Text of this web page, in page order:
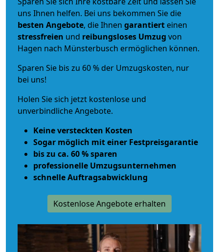
uns Ihnen helfen. Bei uns bekommen Sie die
besten Angebote, die Ihnen garantiert einen
stressfreien und reibungsloses Umzug von
Hagen nach Münsterbusch ermöglichen können.
Sparen Sie bis zu 60 % der Umzugskosten, nur
bei uns!
Holen Sie sich jetzt kostenlose und
unverbindliche Angebote.
Keine versteckten Kosten
Sogar möglich mit einer Festpreisgarantie
bis zu ca. 60 % sparen
professionelle Umzugsunternehmen
schnelle Auftragsabwicklung
Kostenlose Angebote erhalten